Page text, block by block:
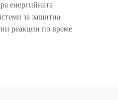
енергийната
за защитна
реакции по време